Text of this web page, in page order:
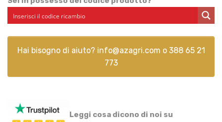
Hai bisogno di aiuto? info@azagri.com o 388 65 21
773
Leggi cosa dicono di noi su